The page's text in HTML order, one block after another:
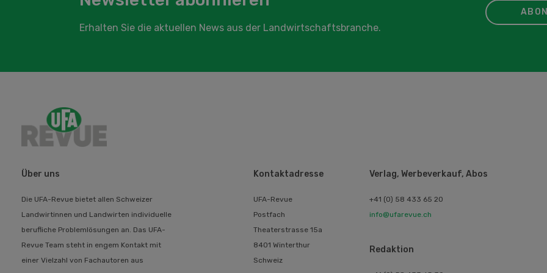
Erhalten Sie die aktuellen News aus der Landwirtschaftsbranche.
Über uns
Die UFA-Revue bietet allen Schweizer
Landwirtinnen und Landwirten individuelle
berufliche Problemlösungen an. Das UFA-
Revue Team steht in engem Kontakt mit
einer Vielzahl von Fachautoren aus
Kontaktadresse
UFA-Revue
Postfach
Theaterstrasse 15a
8401 Winterthur
Schweiz
Verlag, Werbeverkauf, Abos
+41 (0) 58 433 65 20
info@ufarevue.ch
Redaktion